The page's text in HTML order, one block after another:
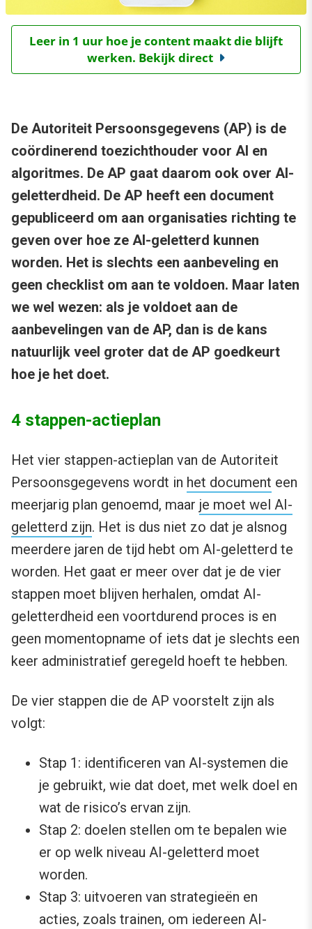
Leer in 1 uur hoe je content maakt die blijft
werken. Bekijk direct
De Autoriteit Persoonsgegevens (AP) is de
coördinerend toezichthouder voor AI en
algoritmes. De AP gaat daarom ook over AI-
geletterdheid. De AP heeft een document
gepubliceerd om aan organisaties richting te
geven over hoe ze AI-geletterd kunnen
worden. Het is slechts een aanbeveling en
geen checklist om aan te voldoen. Maar laten
we wel wezen: als je voldoet aan de
aanbevelingen van de AP, dan is de kans
natuurlijk veel groter dat de AP goedkeurt
hoe je het doet.
4 stappen-actieplan
Het vier stappen-actieplan van de Autoriteit
Persoonsgegevens wordt in het document een
meerjarig plan genoemd, maar je moet wel AI-
geletterd zijn. Het is dus niet zo dat je alsnog
meerdere jaren de tijd hebt om AI-geletterd te
worden. Het gaat er meer over dat je de vier
stappen moet blijven herhalen, omdat AI-
geletterdheid een voortdurend proces is en
geen momentopname of iets dat je slechts een
keer administratief geregeld hoeft te hebben.
De vier stappen die de AP voorstelt zijn als
volgt:
Stap 1: identificeren van AI-systemen die
je gebruikt, wie dat doet, met welk doel en
wat de risico’s ervan zijn.
Stap 2: doelen stellen om te bepalen wie
er op welk niveau AI-geletterd moet
worden.
Stap 3: uitvoeren van strategieën en
acties, zoals trainen, om iedereen AI-